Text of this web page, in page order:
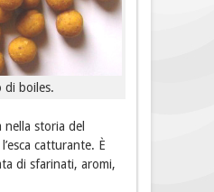
di boiles.
nella storia del
catturante. È
di sfarinati, aromi,